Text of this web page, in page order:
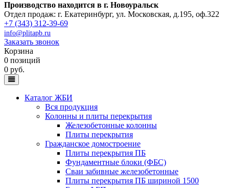
Производство находится в г. Новоуральск
Отдел продаж: г. Екатеринбург, ул. Московская, д.195, оф.322
+7 (343) 312-39-69
info@plitapb.ru
Заказать звонок
Корзина
0 позиций
0 руб.
Каталог ЖБИ
Вся продукция
Колонны и плиты перекрытия
Железобетонные колонны
Плиты перекрытия
Гражданское домостроение
Плиты перекрытия ПБ
Фундаментные блоки (ФБС)
Сваи забивные железобетонные
Плиты перекрытия ПБ шириной 1500